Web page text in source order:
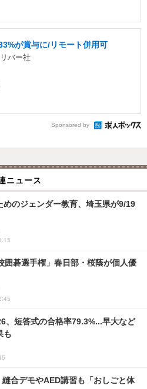
が賞与に/リモート併用可
バー社
Sponsored by
ニュース
めのジェンダー教育、埼玉県が9/19
囲碁選手権」春日部・桜蔭が個人優
、短答式の合格率79.3%...早大など
も
合デモやAED講習も「おしごと体